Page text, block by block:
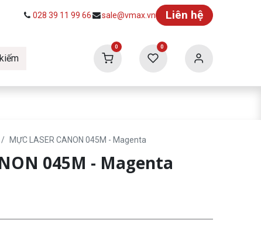
028 39 11 99 66 sale@vmax.vn Liên hệ
0 0
MỰC LASER CANON 045M - Magenta
045M - Magenta